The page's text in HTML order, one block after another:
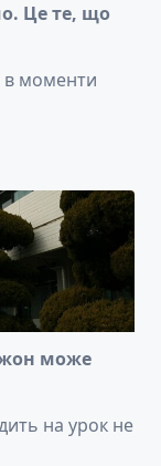
Це те, що
в моменти
може
на урок не